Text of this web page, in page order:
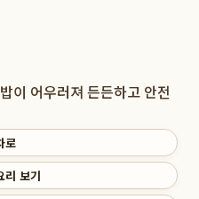
이 어우러져 든든하고 안전
로
리 보기